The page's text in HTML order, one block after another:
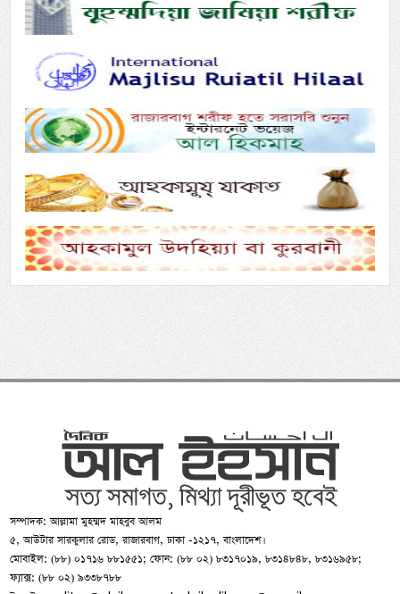
সম্পাদক: আল্লামা মুহম্মদ মাহবুব আলম
৫, আউটার সারকুলার রোড, রাজারবাগ, ঢাকা -১২১৭, বাংলাদেশ।
মোবাইল: (৮৮) ০১৭১৬ ৮৮১৫৫১; ফোন: (৮৮ ০২) ৮৩১৭০১৯, ৮৩১৪৮৪৮, ৮৩১৬৯৫৮;
ফ্যাক্স: (৮৮ ০২) ৯৩৩৮৭৮৮